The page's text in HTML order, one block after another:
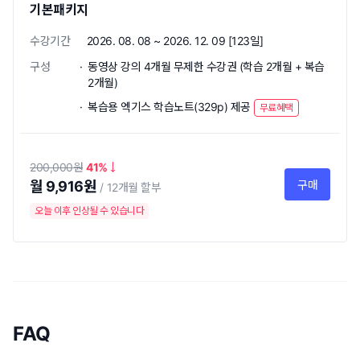
기본패키지
수강기간
2026. 08. 08 ~ 2026. 12. 09 [123일]
구성
동영상 강의 4개월 무제한 수강권 (학습 2개월 + 복습
2개월)
복습용 엑기스 학습노트(329p) 제공
무료혜택
200,000
41
12개월 할부
월 9,916원
오늘 이후 인상될 수 있습니다
구매
FAQ